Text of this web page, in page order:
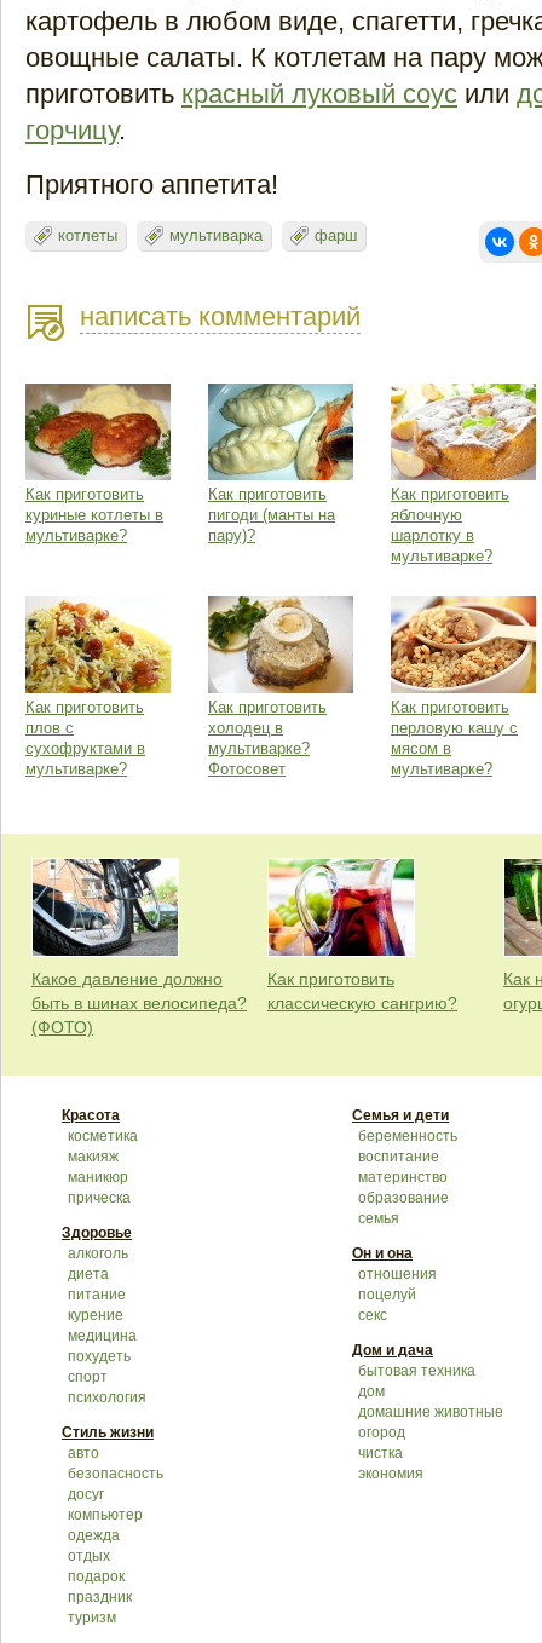
картофель в любом виде, спагетти,
овощные салаты. К котлетам на пару
приготовить красный луковый соус или
горчицу.
Приятного аппетита!
котлеты мультиварка фарш
написать комментарий
Как приготовить
куриные котлеты в
мультиварке?
Как приготовить
пигоди (манты на
пару)?
Как приготовить
яблочную
шарлотку в
мультиварке?
Как приготовить
плов с
сухофруктами в
мультиварке?
Как приготовить
холодец в
мультиварке?
Фотосовет
Как приготовить
перловую кашу с
мясом в
мультиварке?
Какое давление должно
быть в шинах велосипеда?
(ФОТО)
Как приготовить
классическую сангрию?
Как
Красота
косметика
макияж
маникюр
прическа
Здоровье
алкоголь
диета
питание
курение
медицина
похудеть
спорт
психология
Стиль жизни
авто
безопасность
досуг
компьютер
одежда
отдых
подарок
праздник
туризм
Семья и дети
беременность
воспитание
материнство
образование
семья
Он и она
отношения
поцелуй
секс
Дом и дача
бытовая техника
дом
домашние животные
огород
чистка
экономия